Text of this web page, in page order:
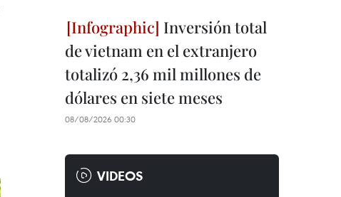
Inversión total
de vietnam en el extranjero
totalizó 2,36 mil millones de
dólares en siete meses
08/08/2026 00:30
VIDEOS